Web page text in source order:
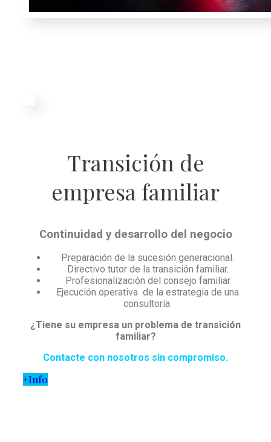
Transición de
empresa familiar
Continuidad y desarrollo del negocio
Preparación de la sucesión generacional.
Directivo tutor de la transición familiar.
Profesionalización del consejo familiar
Ejecución operativa de la estrategia de una
consultoría.
¿Tiene su empresa un problema de transición
familiar?
Contacte con nosotros sin compromiso.
+Info